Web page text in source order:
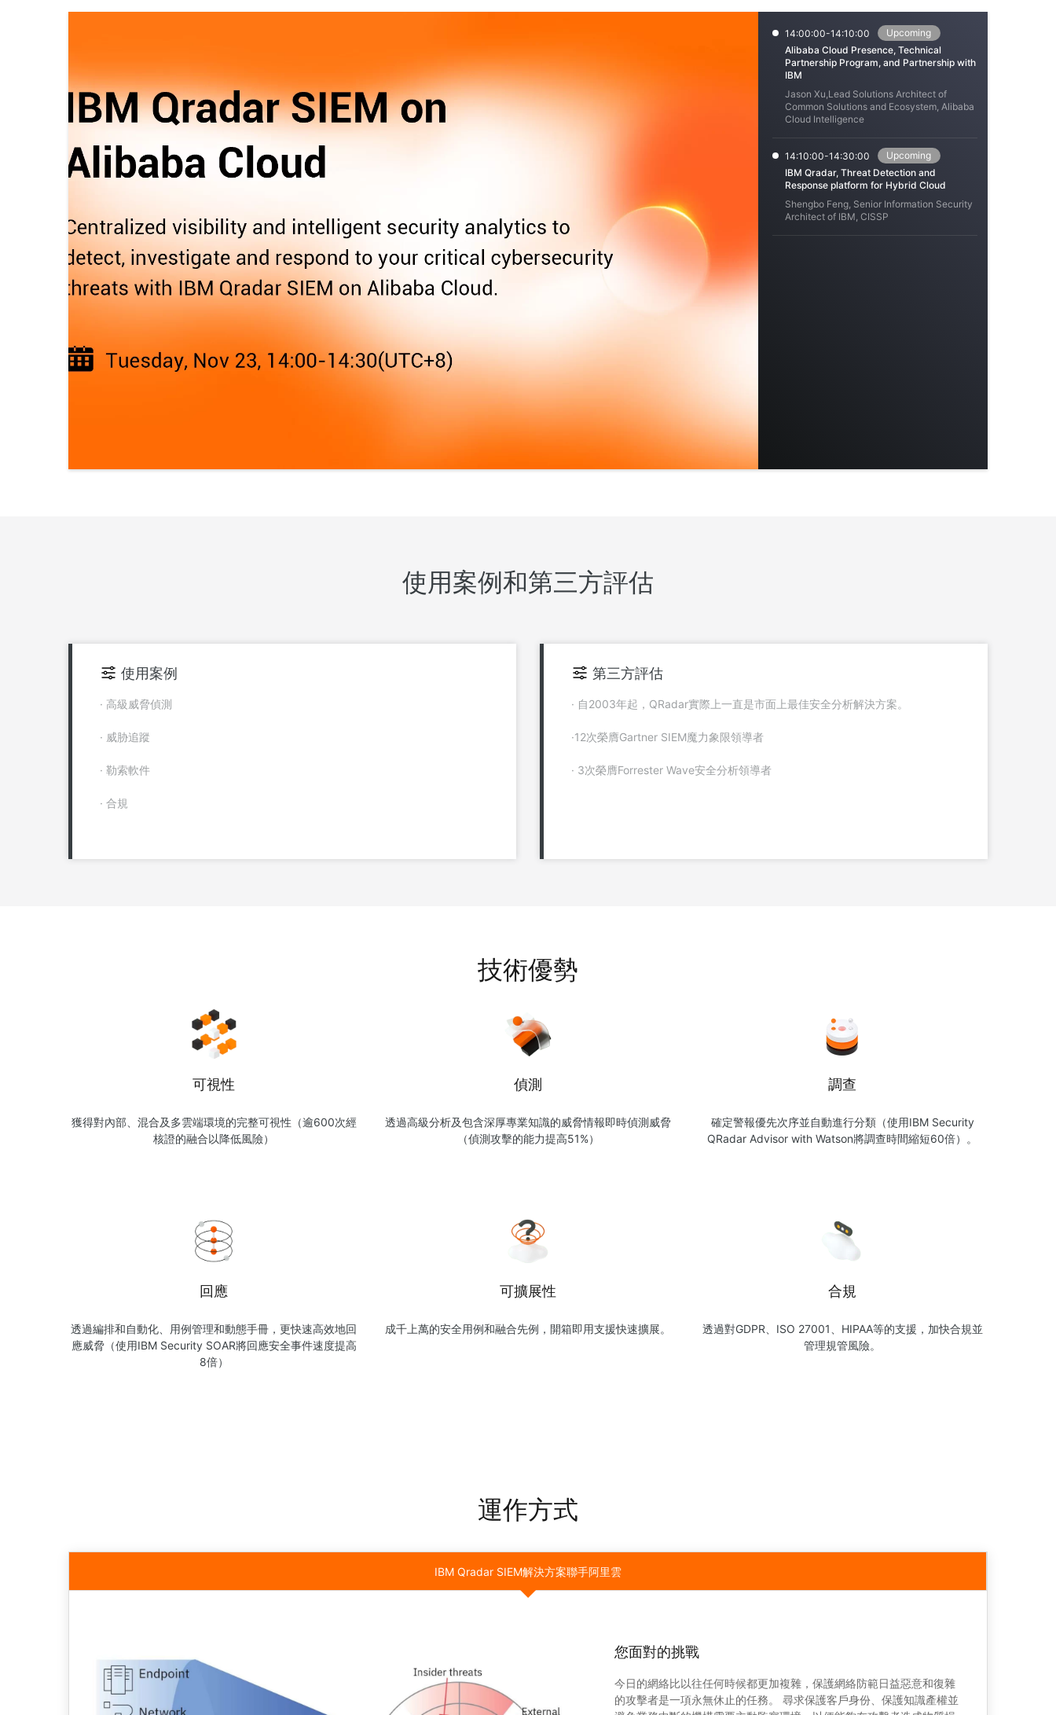
14:00:00-14:10:00
Upcoming
Alibaba Cloud Presence, Technical
Partnership Program, and Partnership with
IBM
Jason Xu,Lead Solutions Architect of
Common Solutions and Ecosystem, Alibaba
Cloud Intelligence
14:10:00-14:30:00
Upcoming
IBM Qradar, Threat Detection and
Response platform for Hybrid Cloud
Shengbo Feng, Senior Information Security
Architect of IBM, CISSP
使用案例和第三方評估
使用案例
· 高級威脅偵測
· 威胁追蹤
· 勒索軟件
· 合規
第三方評估
· 自2003年起，QRadar實際上一直是市面上最佳安全分析解決方案。
·12次榮膺Gartner SIEM魔力象限領導者
· 3次榮膺Forrester Wave安全分析領導者
技術優勢
可視性
獲得對內部、混合及多雲端環境的完整可視性（逾600次經
核證的融合以降低風險）
偵測
透過高級分析及包含深厚專業知識的威脅情報即時偵測威脅
（偵測攻擊的能力提高51%）
調查
確定警報優先次序並自動進行分類（使用IBM Security
QRadar Advisor with Watson將調查時間縮短60倍）。
回應
透過編排和自動化、用例管理和動態手冊，更快速高效地回
應威脅（使用IBM Security SOAR將回應安全事件速度提高
8倍）
可擴展性
成千上萬的安全用例和融合先例，開箱即用支援快速擴展。
合規
透過對GDPR、ISO 27001、HIPAA等的支援，加快合規並
管理規管風險。
運作方式
IBM Qradar SIEM解決方案聯手阿里雲
您面對的挑戰
今日的網絡比以往任何時候都更加複雜，保護網絡防範日益惡意和復雜
的攻擊者是一項永無休止的任務。 尋求保護客戶身份、保護知識產權並